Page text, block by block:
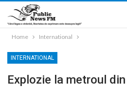
Home International
INTERNATIONAL
Explozie la metroul